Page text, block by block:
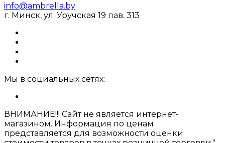
info@ambrella.by
г. Минск, ул. Уручская 19 пав. 313
Мы в социальных сетях:
ВНИМАНИЕ!!! Сайт не является интернет-
магазином. Информация по ценам
представляется для возможности оценки